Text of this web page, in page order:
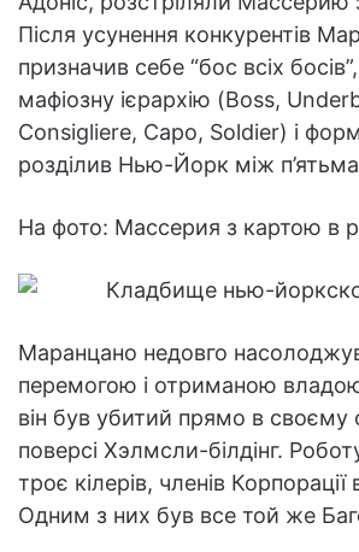
Після усунення конкурентів
призначив себе “бос всіх
мафіозну ієрархію (Boss,
Consigliere, Capo, Soldier) і
розділив Нью-Йорк між п’ятьма
На фото: Массерия з картою в
Маранцано недовго
перемогою і отриманою
він був убитий прямо в своєму
поверсі Хэлмсли-білдінг.
троє кілерів, членів Корпорації
Одним з них був все той же